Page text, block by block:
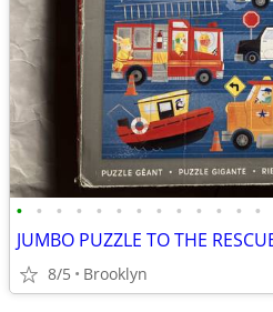
• • • • • • • • • • • • •
8/5 Brooklyn